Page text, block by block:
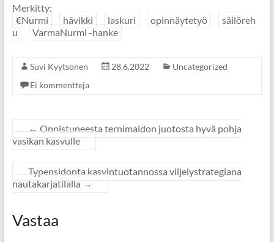
Merkitty:
€Nurmi
hävikki laskuri opinnäytetyö
säilöreh
u
VarmaNurmi -hanke
Suvi Kyytsönen 28.6.2022
Uncategorized
Ei kommentteja
← Onnistuneesta ternimaidon juotosta hyvä pohja
vasikan kasvulle
Typensidonta kasvintuotannossa viljelystrategiana
nautakarjatilalla →
Vastaa